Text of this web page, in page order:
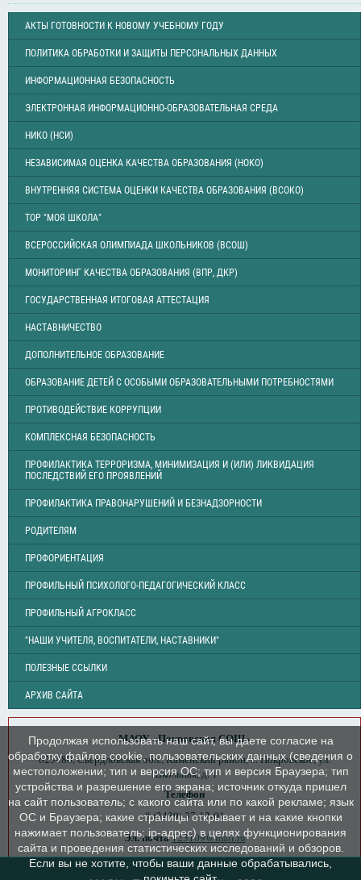
АКТЫ ГОТОВНОСТИ К НОВОМУ УЧЕБНОМУ ГОДУ
ПОЛИТИКА ОБРАБОТКИ И ЗАЩИТЫ ПЕРСОНАЛЬНЫХ ДАННЫХ
ИНФОРМАЦИОННАЯ БЕЗОПАСНОСТЬ
ЭЛЕКТРОННАЯ ИНФОРМАЦИОННО-ОБРАЗОВАТЕЛЬНАЯ СРЕДА
НИКО (НСИ)
НЕЗАВИСИМАЯ ОЦЕНКА КАЧЕСТВА ОБРАЗОВАНИЯ (НОКО)
ВНУТРЕННЯЯ СИСТЕМА ОЦЕНКИ КАЧЕСТВА ОБРАЗОВАНИЯ (ВСОКО)
ТОР "МОЯ ШКОЛА"
ВСЕРОССИЙСКАЯ ОЛИМПИАДА ШКОЛЬНИКОВ (ВСОШ)
МОНИТОРИНГ КАЧЕСТВА ОБРАЗОВАНИЯ (ВПР, ДКР)
ГОСУДАРСТВЕННАЯ ИТОГОВАЯ АТТЕСТАЦИЯ
НАСТАВНИЧЕСТВО
ДОПОЛНИТЕЛЬНОЕ ОБРАЗОВАНИЕ
ОБРАЗОВАНИЕ ДЕТЕЙ С ОСОБЫМИ ОБРАЗОВАТЕЛЬНЫМИ ПОТРЕБНОСТЯМИ
ПРОТИВОДЕЙСТВИЕ КОРРУПЦИИ
КОМПЛЕКСНАЯ БЕЗОПАСНОСТЬ
ПРОФИЛАКТИКА ТЕРРОРИЗМА, МИНИМИЗАЦИЯ И (ИЛИ) ЛИКВИДАЦИЯ
ПОСЛЕДСТВИЙ ЕГО ПРОЯВЛЕНИЙ
ПРОФИЛАКТИКА ПРАВОНАРУШЕНИЙ И БЕЗНАДЗОРНОСТИ
РОДИТЕЛЯМ
ПРОФОРИЕНТАЦИЯ
ПРОФИЛЬНЫЙ ПСИХОЛОГО-ПЕДАГОГИЧЕСКИЙ КЛАСС
ПРОФИЛЬНЫЙ АГРОКЛАСС
"НАШИ УЧИТЕЛЯ, ВОСПИТАТЕЛИ, НАСТАВНИКИ"
ПОЛЕЗНЫЕ ССЫЛКИ
АРХИВ САЙТА
МАОУ «Покровская СОШ»
623480, Свердловская обл., Каменский район, с. Покровское, ул.
Школьная, д. 1
Телефон
8 (3439) 37-12-01
Эл. почта123109@mail.ru
Продолжая использовать наш сайт, вы даете согласие на
обработку файлов cookie, пользовательских данных (сведения о
местоположении; тип и версия ОС; тип и версия Браузера; тип
устройства и разрешение его экрана; источник откуда пришел
на сайт пользователь; с какого сайта или по какой рекламе; язык
ОС и Браузера; какие страницы открывает и на какие кнопки
нажимает пользователь; ip-адрес) в целях функционирования
сайта и проведения статистических исследований и обзоров.
Если вы не хотите, чтобы ваши данные обрабатывались,